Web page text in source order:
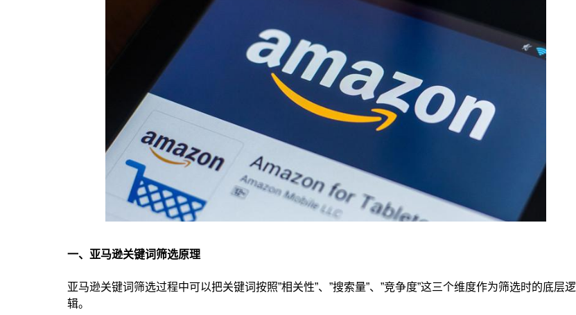
一、亚马逊关键词筛选原理
亚马逊关键词筛选过程中可以把关键词按照”相关性”、”搜索量”、”竞争度”这三个维度作为筛选时的底层逻
辑。